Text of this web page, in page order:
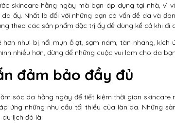
skincare hằng ngày mà bạn áp dụng tại nhà, vì
ấy. Nhất là đối với những bạn có vấn đề da và
theo các sản phẩm đặc trị ấy để dùng kể cả khi đi
như: bị nổi mụn ồ ạt, sạm nám, tàn nhang, kích
nhiều hơn, đừng để những cuộc vui làm cho da
đảm bảo đầy đủ
sóc da hằng ngày để tiết kiệm thời gian skincare
ứng những nhu cầu tối thiểu của làn da. Những
lịch đó là: